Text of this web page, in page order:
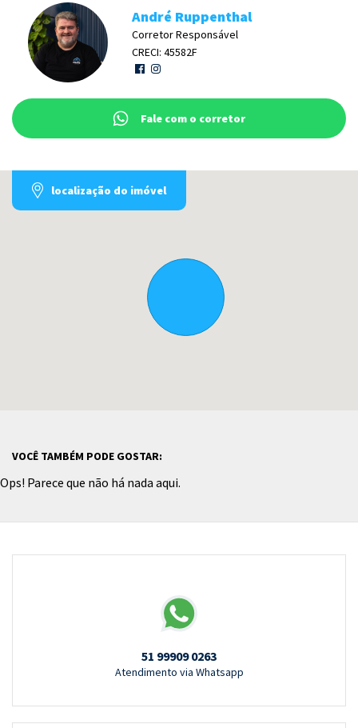
André Ruppenthal
Corretor Responsável
CRECI: 45582F
Fale com o corretor
localização do imóvel
VOCÊ TAMBÉM PODE GOSTAR:
Ops! Parece que não há nada aqui.
51 99909 0263
Atendimento via Whatsapp